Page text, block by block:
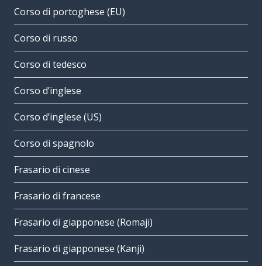
Corso di portoghese (EU)
Corso di russo
Corso di tedesco
Corso d’inglese
Corso d’inglese (US)
Corso di spagnolo
Frasario di cinese
Frasario di francese
Frasario di giapponese (Romaji)
Frasario di giapponese (Kanji)